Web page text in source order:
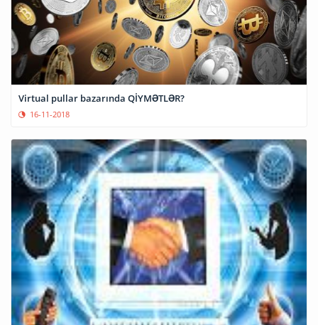
Virtual pullar bazarında QİYMƏTLƏR?
16-11-2018